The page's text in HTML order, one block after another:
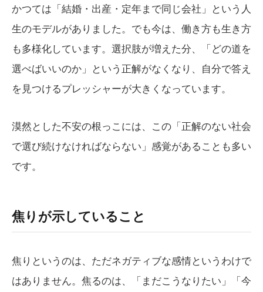
かつては「結婚・出産・定年まで同じ会社」という人
生のモデルがありました。でも今は、働き方も生き方
も多様化しています。選択肢が増えた分、「どの道を
選べばいいのか」という正解がなくなり、自分で答え
を見つけるプレッシャーが大きくなっています。
漠然とした不安の根っこには、この「正解のない社会
で選び続けなければならない」感覚があることも多い
です。
焦りが示していること
焦りというのは、ただネガティブな感情というわけで
はありません。焦るのは、「まだこうなりたい」「今